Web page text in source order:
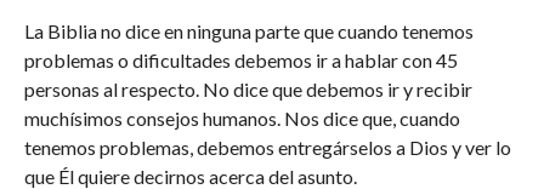
La Biblia no dice en ninguna parte que cuando tenemos
problemas o dificultades debemos ir a hablar con 45
personas al respecto. No dice que debemos ir y recibir
muchísimos consejos humanos. Nos dice que, cuando
tenemos problemas, debemos entregárselos a Dios y ver lo
que Él quiere decirnos acerca del asunto.